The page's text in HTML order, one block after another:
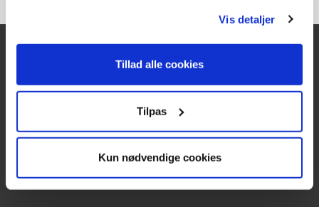
Vis detaljer
Tillad alle cookies
Tilpas
Kun nødvendige cookies
Kontakt
Knullen 22
CVR: DK66212319